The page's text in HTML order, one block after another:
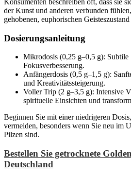
Konsumenten beschreiben oft, dass sie
der Kunst und anderen verbunden
gehobenen, euphorischen
Dosierungsanleitung
Mikrodosis (0,25 g–0,5 g): Subtile
Fokusverbesserung.
Anfängerdosis (0,5 g–1,5 g):
und Kreativitätssteigerung.
Voller Trip (2 g–3,5 g): Intensive
spirituelle Einsichten und
Beginnen Sie mit einer niedrigeren
vermeiden, besonders wenn Sie neu im
Pilzen sind.
Bestellen Sie getrocknete
Deutschland